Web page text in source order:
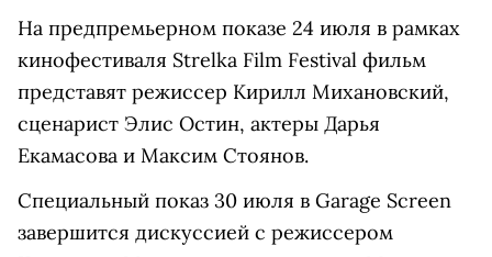
На предпремьерном показе 24 июля в рамках
кинофестиваля Strelka Film Festival фильм
представят режиссер Кирилл Михановский,
сценарист Элис Остин, актеры Дарья
Екамасова и Максим Стоянов.
Специальный показ 30 июля в Garage Screen
завершится дискуссией с режиссером